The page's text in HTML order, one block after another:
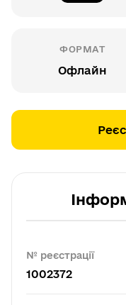
ФОРМАТ
Офлайн
№ реєстрації
1002372